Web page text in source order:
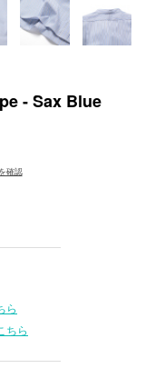
- Sax Blue
確認
ら
ちら